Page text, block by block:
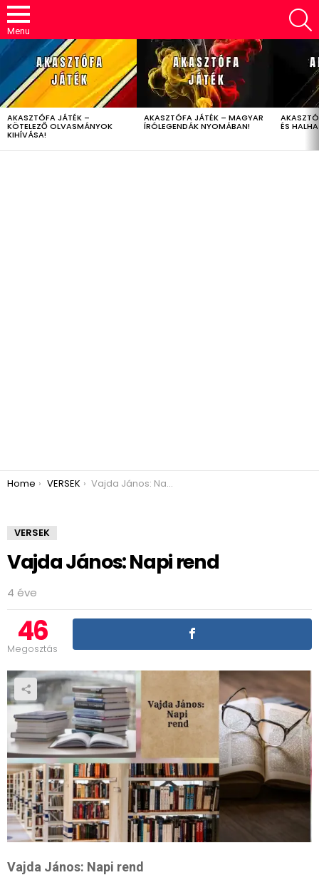
Menu
LATEST
STORIES
AKASZTÓFA JÁTÉK –
KÖTELEZŐ OLVASMÁNYOK
KIHÍVÁSA!
AKASZTÓFA JÁTÉK – MAGYAR
ÍRÓLEGENDÁK NYOMÁBAN! ÉS
You are here:
Home VERSEK Vajda János: Napi rend
VERSEK
Vajda János: Napi rend
4 éve
46
Megosztás
Vajda János: Napi rend